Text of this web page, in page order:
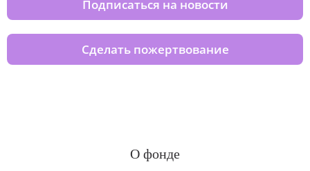
Подписаться на новости
Сделать пожертвование
О фонде